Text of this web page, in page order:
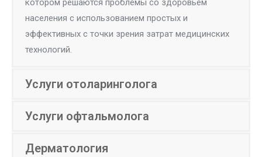
населения с использованием простых и
эффективных с точки зрения затрат медицинских
технологий.
Услуги отоларинголога
Услуги офтальмолога
Дерматология